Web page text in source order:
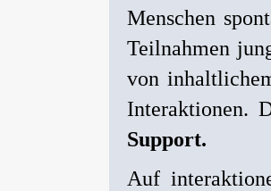
Menschen
Teilnahmen
von
Interaktionen.
Support.
Auf